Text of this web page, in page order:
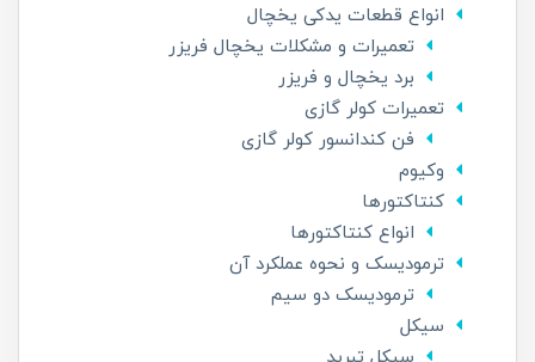
انواع قطعات یدکی یخچال
تعمیرات و مشکلات یخچال فریزر
برد یخچال و فریزر
تعمیرات کولر گازی
فن کندانسور کولر گازی
وکیوم
کنتاکتورها
انواع کنتاکتورها
ترمودیسک و نحوه عملکرد آن
ترمودیسک دو سیم
سیکل